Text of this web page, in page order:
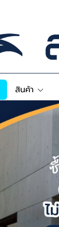
สินค้า